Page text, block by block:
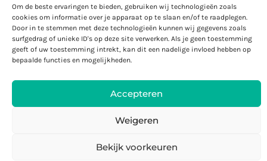
Om de beste ervaringen te bieden, gebruiken wij technologieën zoals
cookies om informatie over je apparaat op te slaan en/of te raadplegen.
Door in te stemmen met deze technologieën kunnen wij gegevens zoals
surfgedrag of unieke ID's op deze site verwerken. Als je geen toestemming
geeft of uw toestemming intrekt, kan dit een nadelige invloed hebben op
bepaalde functies en mogelijkheden.
Accepteren
Weigeren
Bekijk voorkeuren